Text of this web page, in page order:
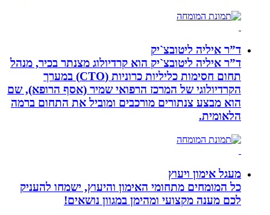
ד”ר איליה ליטובצ`יק
ד”ר איליה ליטובצ`יק הוא קרדיולוג מצנתר בכיר, מנהל
תחום חסימות כליליות כרוניות (CTO) במערך
הקרדיולוגי של המרכז הרפואי שמיר (אסף הרופא), שם
הוא מבצע צנתורים מורכבים ומוביל את התחום ברמה
הלאומית.
מעגל אימון ויעוץ
כל המומחים מתחומי האימון והיעוץ, ישמחו להעניק
לכם מענה מקצועי ומהימן במגוון נושאים!